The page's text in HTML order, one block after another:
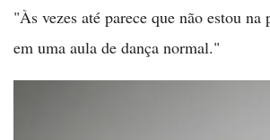
"Às vezes até parece que não estou na
em uma aula de dança normal."